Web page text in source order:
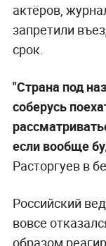
актёров,
запретили
срок.
"Страна под
соберусь
если вообще
Расторгуев в
Российский
вовсе
образом